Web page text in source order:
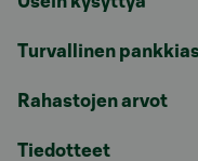
Turvallinen
Rahastojen arvot
Tiedotteet